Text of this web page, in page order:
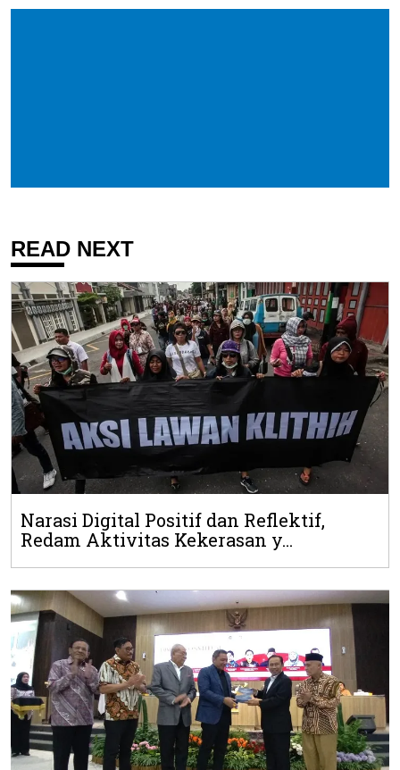
READ NEXT
Narasi Digital Positif dan Reflektif,
Redam Aktivitas Kekerasan y...